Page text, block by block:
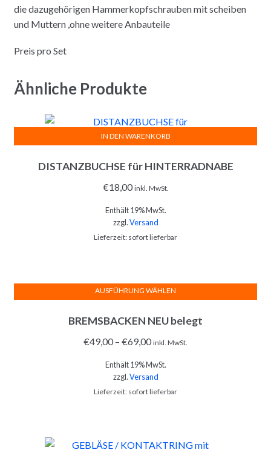
die dazugehörigen Hammerkopfschrauben mit scheiben
und Muttern ,ohne weitere Anbauteile
Preis pro Set
Ähnliche Produkte
DISTANZBUCHSE für HINTERRADNABE
€18,00 inkl. MwSt.
Enthält 19% MwSt.
zzgl.Versand
Lieferzeit: sofort lieferbar
IN DEN WARENKORB
BREMSBACKEN NEU belegt
€49,00 – €69,00 inkl. MwSt.
Enthält 19% MwSt.
zzgl.Versand
Lieferzeit: sofort lieferbar
AUSFÜHRUNG WÄHLEN
Produkt
weist
Varianten
auf.
Die
auf